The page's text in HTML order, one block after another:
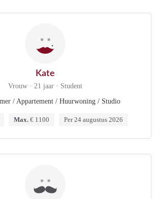
Kate
Vrouw · 21 jaar · Student
/ Appartement / Huurwoning / Studio
Max.€ 1100 Per 24 augustus 2026